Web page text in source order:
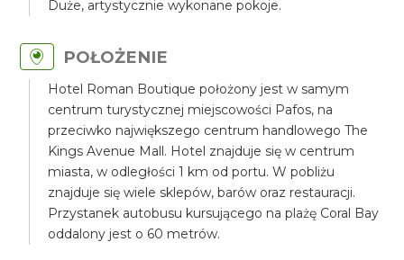
Duże, artystycznie wykonane pokoje.
POŁOŻENIE
Hotel Roman Boutique położony jest w samym
centrum turystycznej miejscowości Pafos, na
przeciwko największego centrum handlowego The
Kings Avenue Mall. Hotel znajduje się w centrum
miasta, w odległości 1 km od portu. W pobliżu
znajduje się wiele sklepów, barów oraz restauracji.
Przystanek autobusu kursującego na plażę Coral Bay
oddalony jest o 60 metrów.